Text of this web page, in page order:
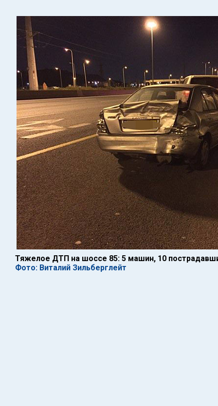
Тяжелое ДТП на шоссе 85: 5 машин, 10
Фото: Виталий Зильберглейт